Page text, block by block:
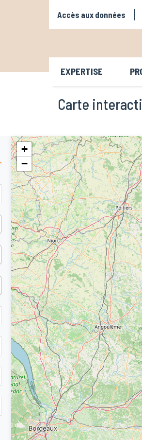
Navigation
Accès aux données
Navigation
EXPERTISE
Carte
+
−